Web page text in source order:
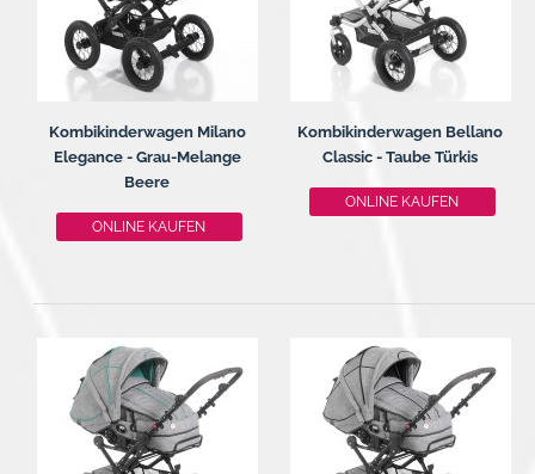
Kombikinderwagen Milano
Elegance - Grau-Melange
Beere
ONLINE KAUFEN
Kombikinderwagen Bellano
Classic - Taube Türkis
ONLINE KAUFEN